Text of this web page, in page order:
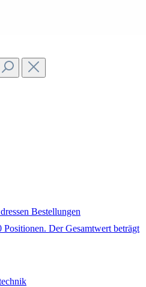
Bestellungen
Positionen. Der Gesamtwert beträgt